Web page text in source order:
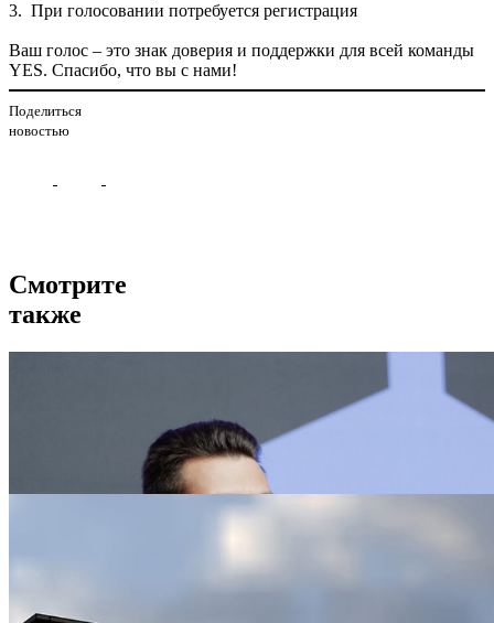
3. При голосовании потребуется регистрация
Ваш голос – это знак доверия и поддержки для всей команды
YES. Спасибо, что вы с нами!
Поделиться
новостью
Смотрите
также
YES делится экспертизой на международном саммите в
Хотбот стал рекомендованным поставщиком цифровых